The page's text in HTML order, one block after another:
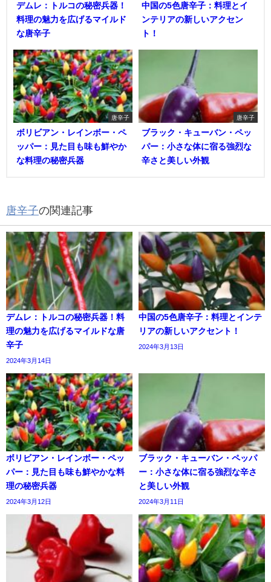
デムレ：トルコの秘密兵器！
料理の魅力を広げるマイルド
な唐辛子
中国の5色唐辛子：料理とイ
ンテリアの新しいアクセン
ト！
唐辛子
ボリビアン・レインボー・ペ
ッパー：見た目も味も鮮やか
な料理の秘密兵器
唐辛子
ブラック・キューバン・ペッ
パー：小さな体に宿る強烈な
辛さと美しい外観
唐辛子の関連記事
デムレ：トルコの秘密兵器！料
理の魅力を広げるマイルドな唐
辛子
2024年3月14日
中国の5色唐辛子：料理とインテ
リアの新しいアクセント！
2024年3月13日
ボリビアン・レインボー・ペッ
パー：見た目も味も鮮やかな料
理の秘密兵器
2024年3月12日
ブラック・キューバン・ペッパ
ー：小さな体に宿る強烈な辛さ
と美しい外観
2024年3月11日